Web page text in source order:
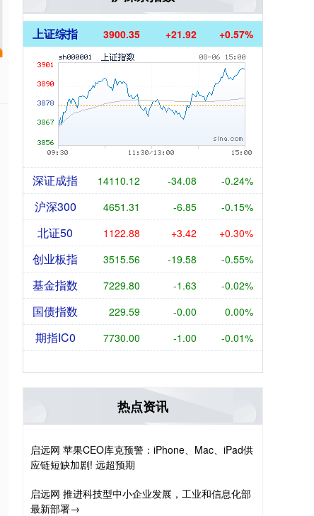
上证综指 3900.35 +21.92 +0.57%
深证成指 14110.12 -34.08 -0.24%
沪深300 4651.31 -6.85 -0.15%
北证50 1122.88 +3.42 +0.30%
创业板指 3515.56 -19.58 -0.55%
基金指数 7229.80 -1.63 -0.02%
国债指数 229.59 -0.00 0.00%
期指IC0 7730.00 -1.00 -0.01%
热点资讯
启远网 苹果CEO库克预警：iPhone、Mac、iPad供
应链短缺加剧! 远超预期
启远网 推进科技型中小企业发展，工业和信息化部
最新部署→